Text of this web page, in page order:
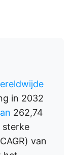
in 2032
262,74
sterke
van